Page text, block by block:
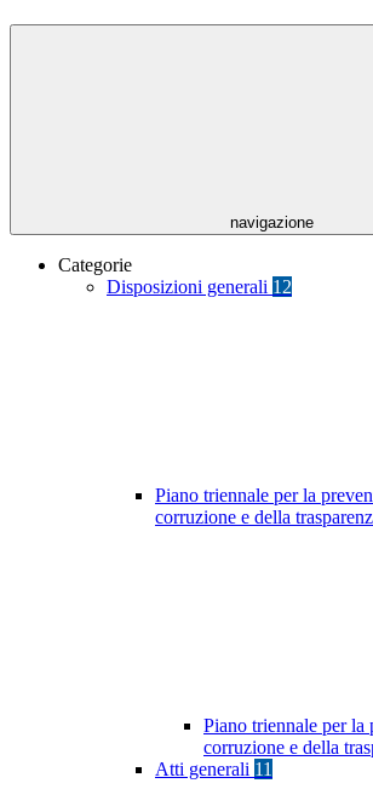
navigazione
Categorie
Disposizioni generali 12
Piano triennale per la
corruzione e della
Piano triennale per la
corruzione e della
Atti generali 11